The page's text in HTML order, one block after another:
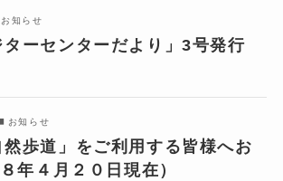
お知らせ
ターセンターだより」3号発行
お知らせ
然歩道」をご利用する皆様へお
年４月２０日現在）